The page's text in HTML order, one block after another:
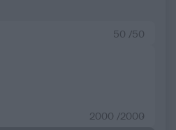
50 /50
2000 /2000